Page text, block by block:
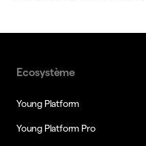
Ecosystème
Young Platform
Young Platform Pro